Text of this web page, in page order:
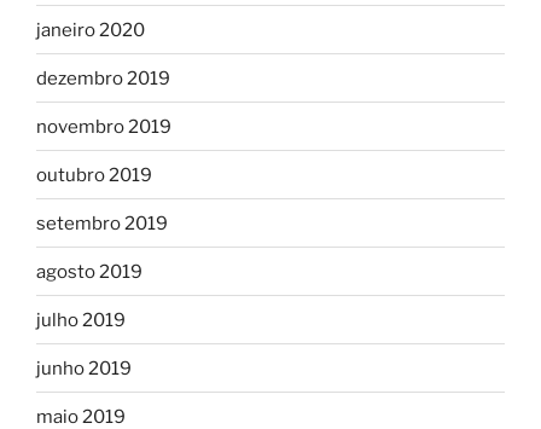
janeiro 2020
dezembro 2019
novembro 2019
outubro 2019
setembro 2019
agosto 2019
julho 2019
junho 2019
maio 2019